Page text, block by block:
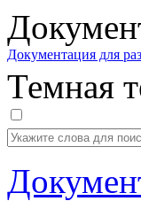
Документация для
Темная